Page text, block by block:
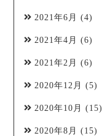
2021年6月 (4)
2021年4月 (6)
2021年2月 (6)
2020年12月 (5)
2020年10月 (15)
2020年8月 (15)